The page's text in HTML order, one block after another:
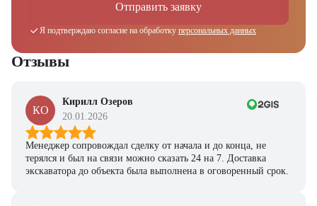
Отправить заявку
Я подтверждаю согласие на обработку персональных данных
Отзывы
КО
Кирилл Озеров
20.01.2026
Менеджер сопровождал сделку от начала и до конца, не
терялся и был на связи можно сказать 24 на 7. Доставка
экскаватора до объекта была выполнена в оговоренный срок.